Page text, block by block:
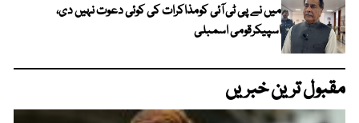
میں نے پی ٹی آئی کومذاکرات کی کوئی دعوت نہیں دی،
اسپیکرقومی اسمبلی
مقبول ترین خبریں